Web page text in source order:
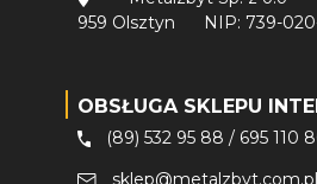
959 Olsztyn
NIP: 739-
OBSŁUGA SKLEPU
(89) 532 95 88 / 695 110
sklep@metalzbyt.com.pl